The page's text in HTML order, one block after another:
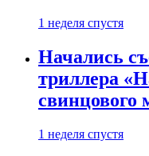
1 неделя спустя
Начались
триллера
свинцового
1 неделя спустя